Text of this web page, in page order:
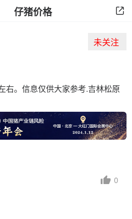
仔猪价格
未关注
右。信息仅供大家参考.吉林松原
0